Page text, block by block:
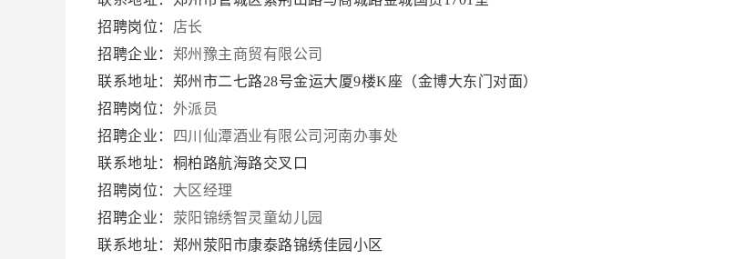
招聘岗位： 店长
招聘企业： 郑州豫主商贸有限公司
联系地址：郑州市二七路28号金运大厦9楼K座（金博大东门对面）
招聘岗位： 外派员
招聘企业：
四川仙潭酒业有限公司河南办事处
联系地址：桐柏路航海路交叉口
招聘岗位： 大区经理
招聘企业： 荥阳锦绣智灵童幼儿园
联系地址：郑州荥阳市康泰路锦绣佳园小区